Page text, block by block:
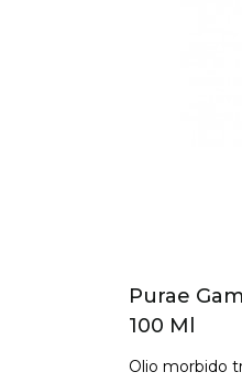
Purae
100 Ml
Olio morbido